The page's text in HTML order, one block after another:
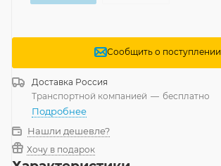
Сообщить о поступлении
Доставка Россия
Транспортной компанией — бесплатно
Подробнее
Нашли дешевле?
Хочу в подарок